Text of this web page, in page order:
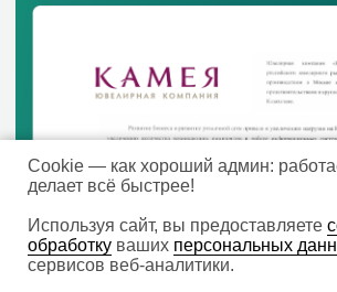
Cookie — как хороший админ:
делает всё быстрее!
Используя сайт, вы предоставляете
обработку ваших персональных
сервисов веб-аналитики.